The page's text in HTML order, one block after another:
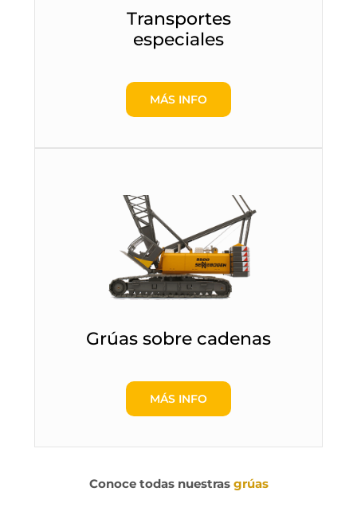
Transportes
especiales
MÁS INFO
Grúas sobre cadenas
MÁS INFO
Conoce todas nuestras grúas